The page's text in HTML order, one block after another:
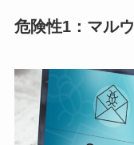
危険性1：マル